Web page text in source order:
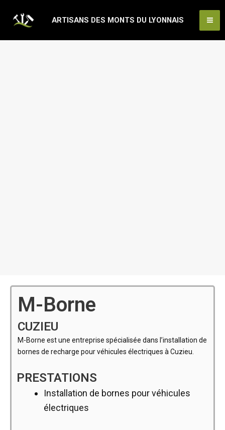
ARTISANS DES MONTS DU LYONNAIS
M-Borne
CUZIEU
M-Borne est une entreprise spécialisée dans l’installation de
bornes de recharge pour véhicules électriques à Cuzieu.
PRESTATIONS
Installation de bornes pour véhicules
électriques